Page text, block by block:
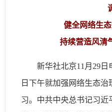
健全网络生
持续营造风清
新华社北京11月29
日下午就加强网络生态
习。中共中央总书记习近